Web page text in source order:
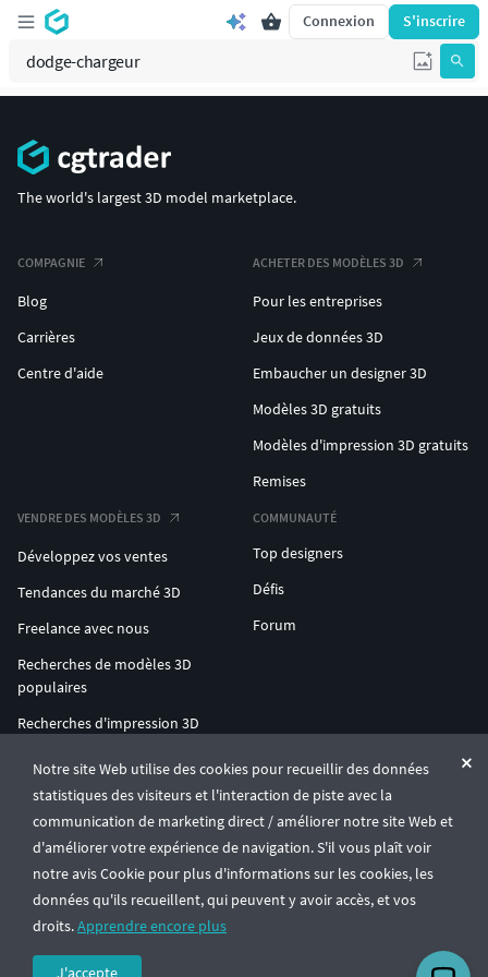
Connexion S'inscrire
Notre site Web utilise des cookies pour recueillir des données
statistiques des visiteurs et l'interaction de piste avec la
communication de marketing direct / améliorer notre site Web et
d'améliorer votre expérience de navigation. S'il vous plaît voir
notre avis Cookie pour plus d'informations sur les cookies, les
données qu'ils recueillent, qui peuvent y avoir accès, et vos
droits.Apprendre encore plus
J'accepte
The world's largest 3D model marketplace.
COMPAGNIE
Blog
Carrières
Centre d'aide
ACHETER DES MODÈLES 3D
Pour les entreprises
Jeux de données 3D
Embaucher un designer 3D
Modèles 3D gratuits
Modèles d'impression 3D gratuits
Remises
VENDRE DES MODÈLES 3D
Développez vos ventes
Tendances du marché 3D
Freelance avec nous
Recherches de modèles 3D
populaires
Recherches d'impression 3D
COMMUNAUTÉ
Top designers
Défis
Forum
ENTERPRISE 3D AT SCALE
© CGTrader 2011-2026
UAB CGTrader, Antakalnio st. 17, Vilnius, Lithuania
Conditions généralesConfidentialité🇫🇷 Français